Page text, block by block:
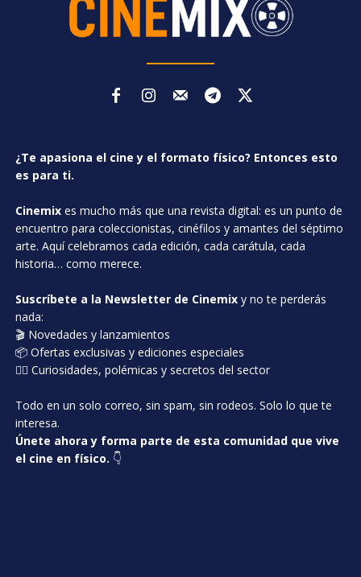
¿Te apasiona el cine y el formato físico? Entonces esto
es para ti.
Cinemix es mucho más que una revista digital: es un punto de
encuentro para coleccionistas, cinéfilos y amantes del séptimo
arte. Aquí celebramos cada edición, cada carátula, cada
historia… como merece.
Suscríbete a la Newsletter de Cinemix y no te perderás
nada:
🎬 Novedades y lanzamientos
📦 Ofertas exclusivas y ediciones especiales
🕵️‍♂️ Curiosidades, polémicas y secretos del sector
Todo en un solo correo, sin spam, sin rodeos. Solo lo que te
interesa.
Únete ahora y forma parte de esta comunidad que vive
el cine en físico. 👇